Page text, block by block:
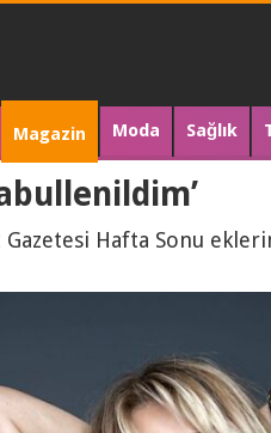
Magazin Moda Sağlık
Hafta Sonu